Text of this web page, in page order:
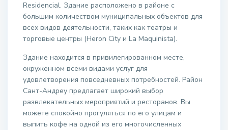
Residencial. Здание расположено в районе с
большим количеством муниципальных объектов для
всех видов деятельности, таких как театры и
торговые центры (Heron City и La Maquinista).
Здание находится в привилегированном месте,
окруженном всеми видами услуг для
удовлетворения повседневных потребностей. Район
Сант-Андреу предлагает широкий выбор
развлекательных мероприятий и ресторанов. Вы
можете спокойно прогуляться по его улицам и
выпить кофе на одной из его многочисленных